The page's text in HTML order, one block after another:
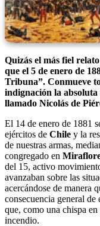
Quizás el más fiel
que el 5 de enero de
Tribuna”. Conmueve
indignación la absoluta
llamado Nicolás de
El 14 de enero de 1881
ejércitos de Chile y la
de nuestras armas,
congregado en
del 15, activo
avanzaban sobre las
acercándose de manera
consecuencia general
que, como una chispa
incendio.